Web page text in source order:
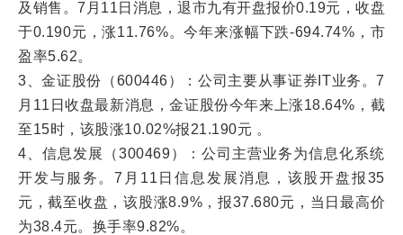
及销售。7月11日消息，退市九有开盘报价0.19元，收盘
于0.190元，涨11.76%。今年来涨幅下跌-694.74%，市
盈率5.62。
3、金证股份（600446）：公司主要从事证券IT业务。7
月11日收盘最新消息，金证股份今年来上涨18.64%，截
至15时，该股涨10.02%报21.190元 。
4、信息发展（300469）：公司主营业务为信息化系统
开发与服务。7月11日信息发展消息，该股开盘报35
元，截至收盘，该股涨8.9%，报37.680元，当日最高价
为38.4元。换手率9.82%。